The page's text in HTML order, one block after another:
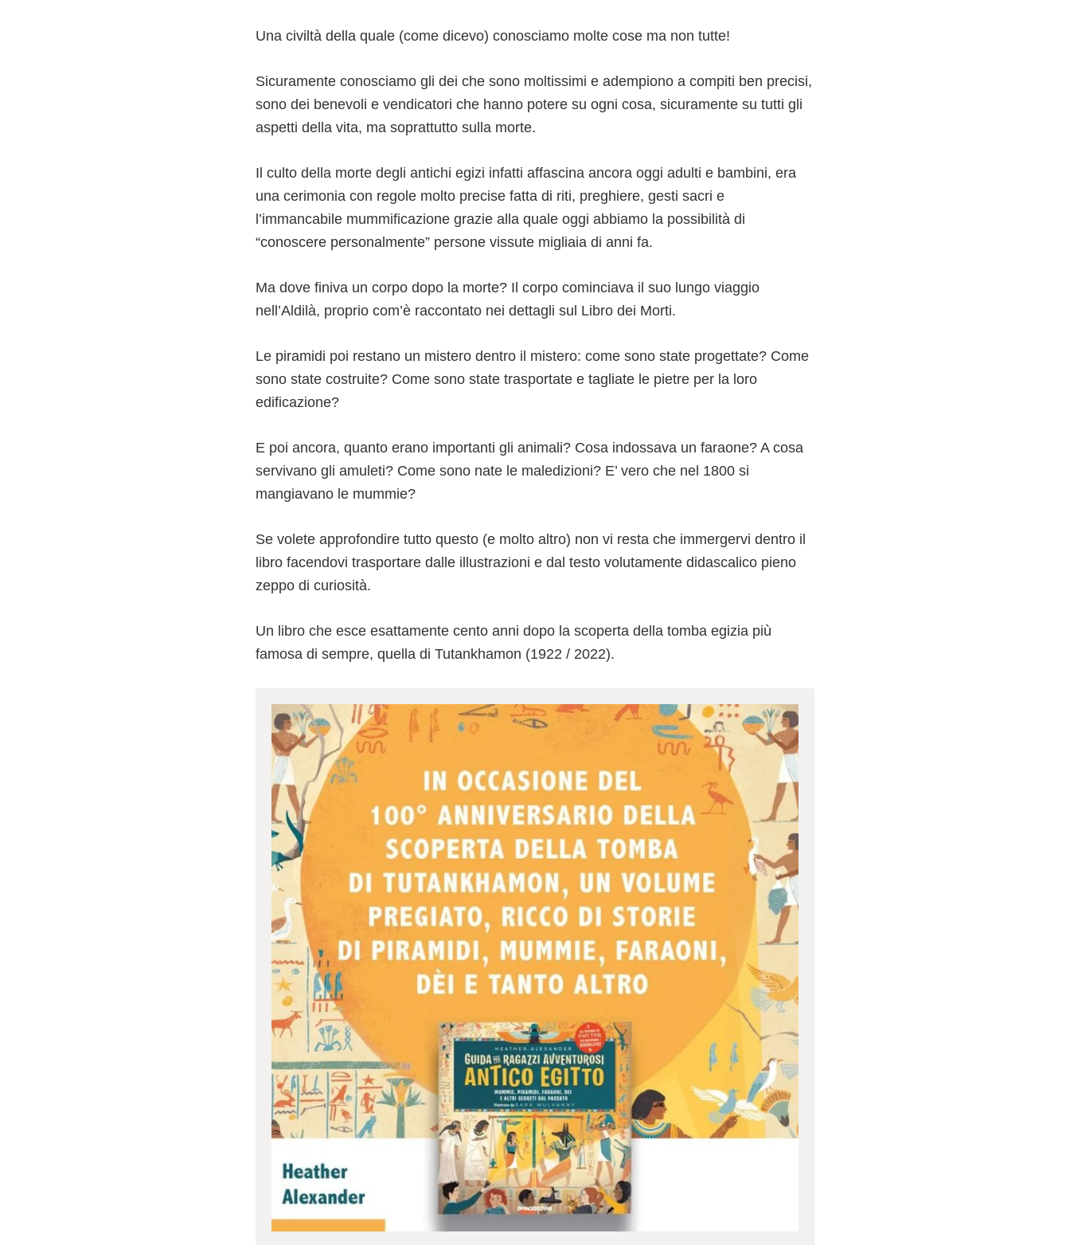
Una civiltà della quale (come dicevo) conosciamo molte cose ma non tutte!
Sicuramente conosciamo gli dei che sono moltissimi e adempiono a compiti ben precisi,
sono dei benevoli e vendicatori che hanno potere su ogni cosa, sicuramente su tutti gli
aspetti della vita, ma soprattutto sulla morte.
Il culto della morte degli antichi egizi infatti affascina ancora oggi adulti e bambini, era
una cerimonia con regole molto precise fatta di riti, preghiere, gesti sacri e
l’immancabile mummificazione grazie alla quale oggi abbiamo la possibilità di
“conoscere personalmente” persone vissute migliaia di anni fa.
Ma dove finiva un corpo dopo la morte? Il corpo cominciava il suo lungo viaggio
nell’Aldilà, proprio com’è raccontato nei dettagli sul Libro dei Morti.
Le piramidi poi restano un mistero dentro il mistero: come sono state progettate? Come
sono state costruite? Come sono state trasportate e tagliate le pietre per la loro
edificazione?
E poi ancora, quanto erano importanti gli animali? Cosa indossava un faraone? A cosa
servivano gli amuleti? Come sono nate le maledizioni? E’ vero che nel 1800 si
mangiavano le mummie?
Se volete approfondire tutto questo (e molto altro) non vi resta che immergervi dentro il
libro facendovi trasportare dalle illustrazioni e dal testo volutamente didascalico pieno
zeppo di curiosità.
Un libro che esce esattamente cento anni dopo la scoperta della tomba egizia più
famosa di sempre, quella di Tutankhamon (1922 / 2022).